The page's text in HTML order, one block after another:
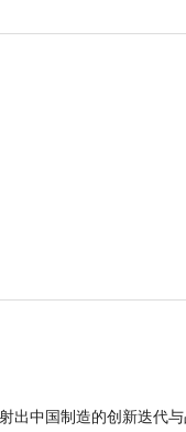
出中国制造的创新迭代